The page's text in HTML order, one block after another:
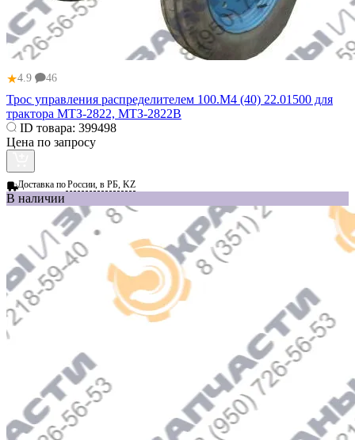
★4.9 46
Трос управления распределителем 100.М4 (40) 22.01500 для
трактора МТЗ-2822, МТЗ-2822В
ID товара: 399498
Цена по запросу
Доставка поРоссии, в РБ, KZ
В наличии